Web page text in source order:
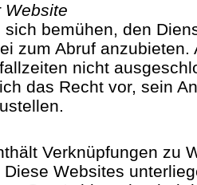
Website
sich bemühen, den
zum Abruf anzubieten.
nicht
das Recht vor, sein
Verknüpfungen zu
Websites